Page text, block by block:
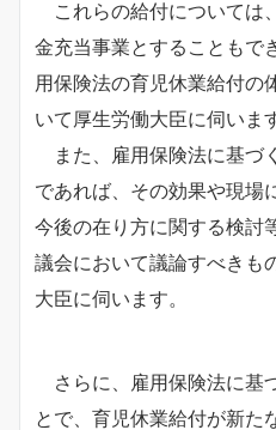
これらの給付については
金充当事業とすることもで
用保険法の育児休業給付の
いて厚生労働大臣に伺いま
また、雇用保険法に基づ
であれば、その効果や現場
今後の在り方に関する検討
議会において議論すべきも
大臣に伺います。
さらに、雇用保険法に基
とで、育児休業給付が新た